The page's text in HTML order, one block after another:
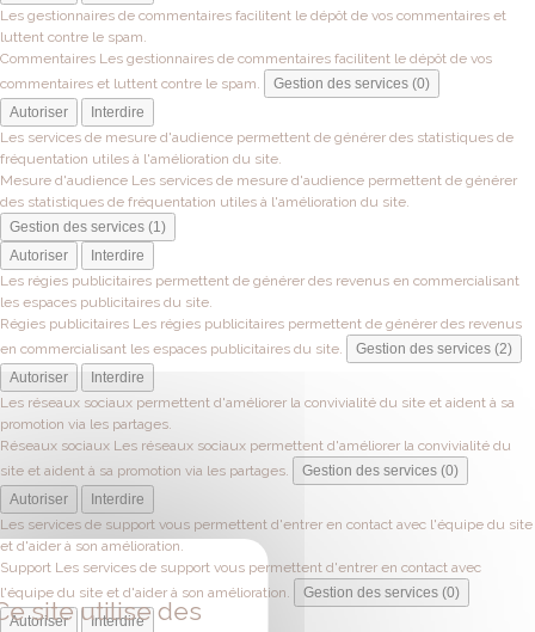
Les gestionnaires de commentaires facilitent le dépôt de vos commentaires et
luttent contre le spam.
Commentaires Les gestionnaires de commentaires facilitent le dépôt de vos
commentaires et luttent contre le spam.
Gestion des services (0)
Autoriser
Interdire
Les services de mesure d'audience permettent de générer des statistiques de
fréquentation utiles à l'amélioration du site.
Mesure d'audience Les services de mesure d'audience permettent de générer
des statistiques de fréquentation utiles à l'amélioration du site.
Gestion des services (1)
Autoriser
Interdire
Les régies publicitaires permettent de générer des revenus en commercialisant
les espaces publicitaires du site.
Régies publicitaires Les régies publicitaires permettent de générer des revenus
en commercialisant les espaces publicitaires du site.
Gestion des services (2)
Autoriser
Interdire
Les réseaux sociaux permettent d'améliorer la convivialité du site et aident à sa
promotion via les partages.
Réseaux sociaux Les réseaux sociaux permettent d'améliorer la convivialité du
site et aident à sa promotion via les partages.
Gestion des services (0)
Autoriser
Interdire
Les services de support vous permettent d'entrer en contact avec l'équipe du site
et d'aider à son amélioration.
Support Les services de support vous permettent d'entrer en contact avec
l'équipe du site et d'aider à son amélioration.
Gestion des services (0)
Autoriser
Interdire
site utilise des